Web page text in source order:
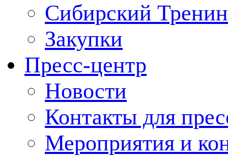
Сибирский
Закупки
Пресс-центр
Новости
Контакты для
Мероприятия и